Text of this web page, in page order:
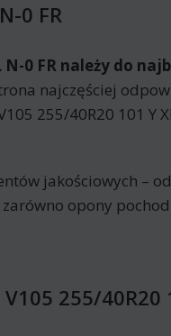
0 FR
N-0 FR należy do
najczęściej
255/40R20 101 Y
jakościowych –
opony
255/40R20